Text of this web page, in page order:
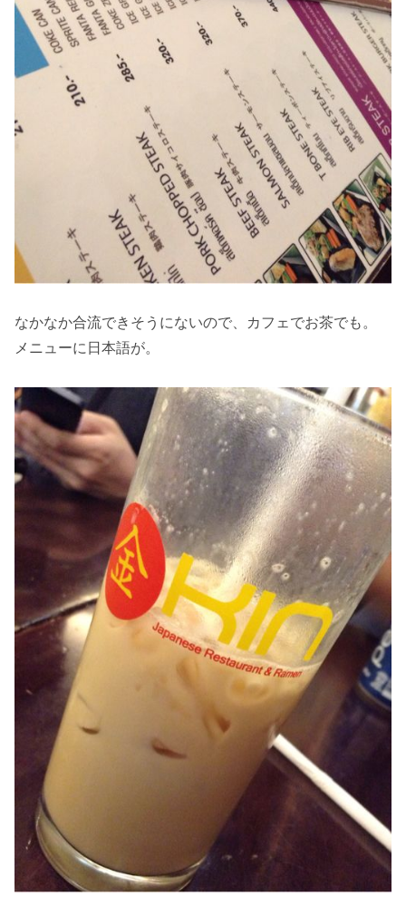
なかなか合流できそうにないので、カフェでお茶でも。
メニューに日本語が。